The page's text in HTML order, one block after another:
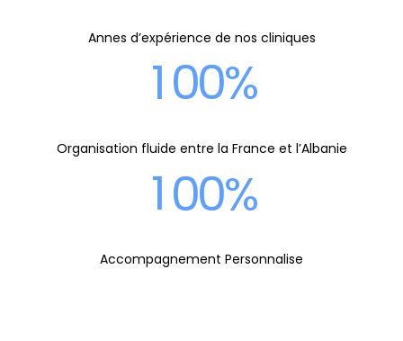
8
9
0
4
5
6
7
Annes d’expérience de nos cliniques
1
2
3
00%
Organisation fluide entre la France et l’Albanie
1
2
8
0
8
0%
Accompagnement Personnalise